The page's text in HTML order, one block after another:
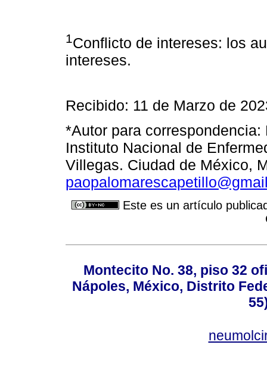
1Conflicto de intereses: los
intereses.
Recibido: 11 de Marzo de
*Autor para
Instituto Nacional de
Villegas. Ciudad de México,
Este es un artículo
Montecito No. 38, piso 32
Nápoles, México, Distrito